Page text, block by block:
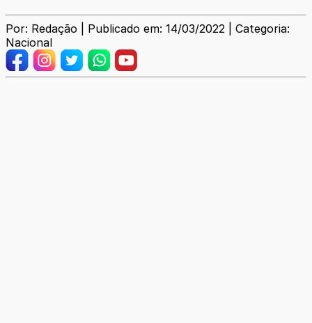
Por: Redação | Publicado em: 14/03/2022 | Categoria:
Nacional